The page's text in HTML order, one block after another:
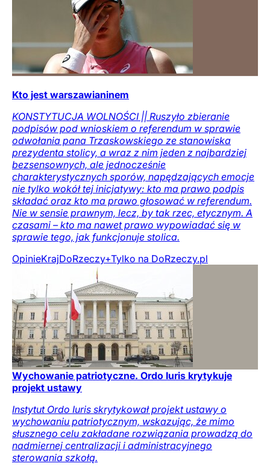
Kto jest warszawianinem
KONSTYTUCJA WOLNOŚCI || Ruszyło zbieranie
podpisów pod wnioskiem o referendum w sprawie
odwołania pana Trzaskowskiego ze stanowiska
prezydenta stolicy, a wraz z nim jeden z najbardziej
bezsensownych, ale jednocześnie
charakterystycznych sporów, napędzających emocje
nie tylko wokół tej inicjatywy: kto ma prawo podpis
składać oraz kto ma prawo głosować w referendum.
Nie w sensie prawnym, lecz, by tak rzec, etycznym. A
czasami – kto ma nawet prawo wypowiadać się w
sprawie tego, jak funkcjonuje stolica.
OpinieKrajDoRzeczy+Tylko na DoRzeczy.pl
Wychowanie patriotyczne. Ordo Iuris krytykuje
projekt ustawy
Instytut Ordo Iuris skrytykował projekt ustawy o
wychowaniu patriotycznym, wskazując, że mimo
słusznego celu zakładane rozwiązania prowadzą do
nadmiernej centralizacji i administracyjnego
sterowania szkołą.